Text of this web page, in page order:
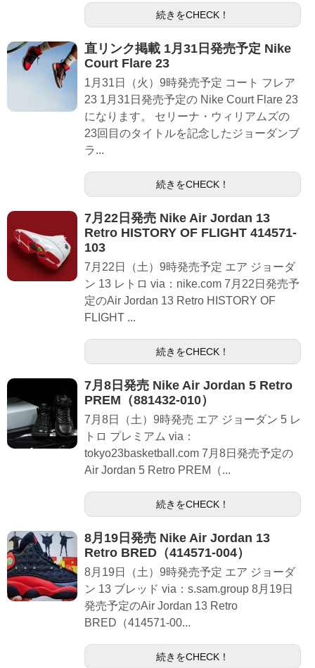
続きをCHECK！
直リンク掲載 1月31日発売予定 Nike
Court Flare 23
1月31日（火）9時発売予定 コート フレア
23 1月31日発売予定の Nike Court Flare 23
になります。 セリーナ・ウィリアムズの
23回目のタイトルを記念したジョーダンブ
ラ...
続きをCHECK！
7月22日発売 Nike Air Jordan 13
Retro HISTORY OF FLIGHT 414571-
103
7月22日（土）9時発売予定 エア ジョーダ
ン 13 レトロ via：nike.com 7月22日発売予
定のAir Jordan 13 Retro HISTORY OF
FLIGHT ...
続きをCHECK！
7月8日発売 Nike Air Jordan 5 Retro
PREM（881432-010）
7月8日（土）9時発売 エア ジョーダン 5 レ
トロ プレミアム via：
tokyo23basketball.com 7月8日発売予定の
Air Jordan 5 Retro PREM（...
続きをCHECK！
8月19日発売 Nike Air Jordan 13
Retro BRED（414571-004）
8月19日（土）9時発売予定 エア ジョーダ
ン 13 ブレッド via：s.sam.group 8月19日
発売予定のAir Jordan 13 Retro
BRED（414571-00...
続きをCHECK！